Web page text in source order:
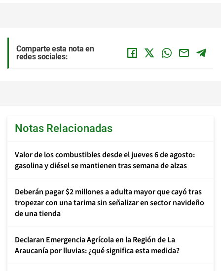
Comparte esta nota en
redes sociales:
Notas Relacionadas
Valor de los combustibles desde el jueves 6 de agosto:
gasolina y diésel se mantienen tras semana de alzas
Deberán pagar $2 millones a adulta mayor que cayó tras
tropezar con una tarima sin señalizar en sector navideño
de una tienda
Declaran Emergencia Agrícola en la Región de La
Araucanía por lluvias: ¿qué significa esta medida?